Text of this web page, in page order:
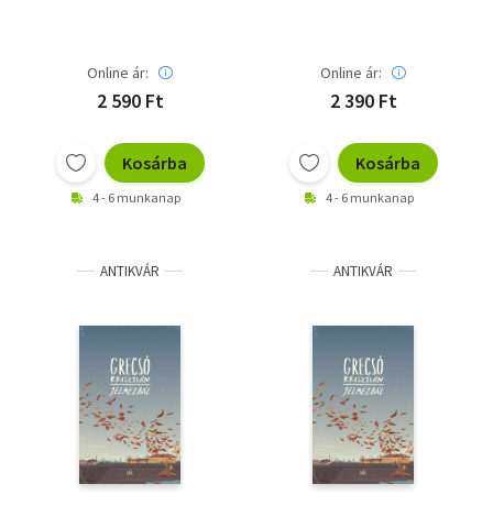
Online ár:
2 590 Ft
Kosárba
4 - 6 munkanap
Online ár:
2 390 Ft
Kosárba
4 - 6 munkanap
ANTIKVÁR ANTIKVÁR